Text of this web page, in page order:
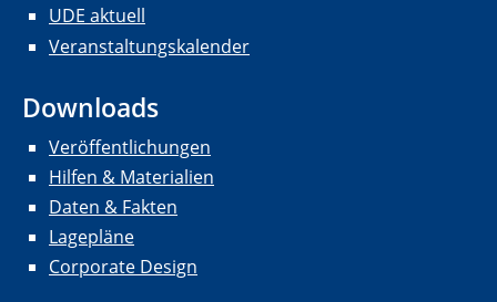
UDE aktuell
Veranstaltungskalender
Downloads
Veröffentlichungen
Hilfen & Materialien
Daten & Fakten
Lagepläne
Corporate Design